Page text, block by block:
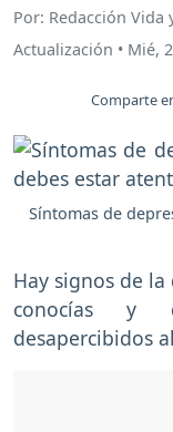
Por: Redacción Vida
Actualización • Mié,
Comparte
Síntomas de
Hay signos de
conocías y
desapercibidos